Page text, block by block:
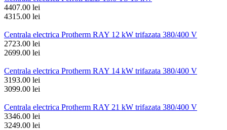
4407.00 lei
4315.00 lei
Centrala electrica Protherm RAY 12 kW trifazata 380/400 V
2723.00 lei
2699.00 lei
Centrala electrica Protherm RAY 14 kW trifazata 380/400 V
3193.00 lei
3099.00 lei
Centrala electrica Protherm RAY 21 kW trifazata 380/400 V
3346.00 lei
3249.00 lei